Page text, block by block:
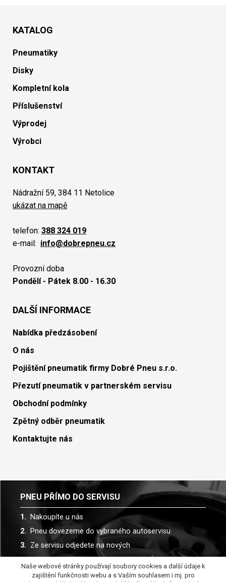
KATALOG
Pneumatiky
Disky
Kompletní kola
Příslušenství
Výprodej
Výrobci
KONTAKT
Nádražní 59, 384 11 Netolice
ukázat na mapě
telefon: 388 324 019
e-mail: info@dobrepneu.cz
Provozní doba
Pondělí - Pátek 8.00 - 16.30
DALŠÍ INFORMACE
Nabídka předzásobení
O nás
Pojištění pneumatik firmy Dobré Pneu s.r.o.
Přezutí pneumatik v partnerském servisu
Obchodní podmínky
Zpětný odběr pneumatik
Kontaktujte nás
PNEU PŘÍMO DO SERVISU
Nakoupíte u nás
Pneu dovezeme do vybraného autoservisu
Ze servisu odjedete na nových
Spolupracujeme s více než 30 autoservisy
Naše webové stránky používají soubory cookies a další údaje k
zajištění funkčnosti webu a s Vaším souhlasem i mj. pro